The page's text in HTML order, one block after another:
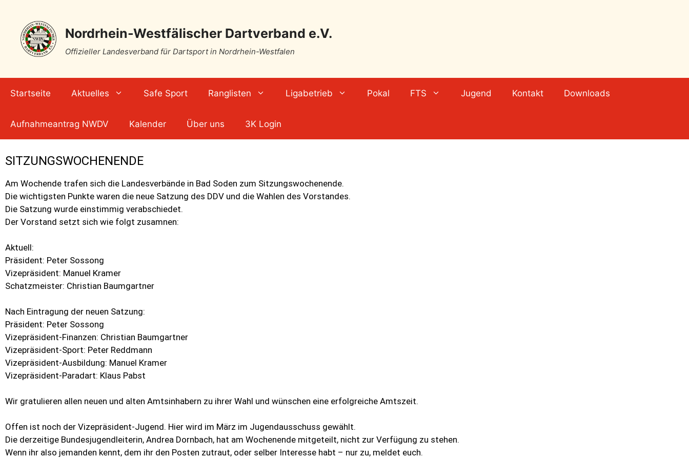
Nordrhein-Westfälischer Dartverband e.V.
Offizieller Landesverband für Dartsport in Nordrhein-Westfalen
Startseite Aktuelles Safe Sport Ranglisten Ligabetrieb Pokal FTS Jugend Kontakt Downloads
Aufnahmeantrag NWDV Kalender Über uns 3K Login
SITZUNGSWOCHENENDE
Am Wochende trafen sich die Landesverbände in Bad Soden zum Sitzungswochenende.
Die wichtigsten Punkte waren die neue Satzung des DDV und die Wahlen des Vorstandes.
Die Satzung wurde einstimmig verabschiedet.
Der Vorstand setzt sich wie folgt zusamnen:
Aktuell:
Präsident: Peter Sossong
Vizepräsident: Manuel Kramer
Schatzmeister: Christian Baumgartner
Nach Eintragung der neuen Satzung:
Präsident: Peter Sossong
Vizepräsident-Finanzen: Christian Baumgartner
Vizepräsident-Sport: Peter Reddmann
Vizepräsident-Ausbildung: Manuel Kramer
Vizepräsident-Paradart: Klaus Pabst
Wir gratulieren allen neuen und alten Amtsinhabern zu ihrer Wahl und wünschen eine erfolgreiche Amtszeit.
Offen ist noch der Vizepräsident-Jugend. Hier wird im März im Jugendausschuss gewählt.
Die derzeitige Bundesjugendleiterin, Andrea Dornbach, hat am Wochenende mitgeteilt, nicht zur Verfügung zu stehen.
Wenn ihr also jemanden kennt, dem ihr den Posten zutraut, oder selber Interesse habt – nur zu, meldet euch.